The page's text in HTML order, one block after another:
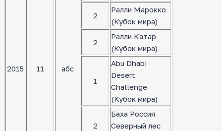
2015 11 абс
2
Ралли Марокко
(Кубок мира)
2
Ралли Катар
(Кубок мира)
1
Abu Dhabi
Desert
Challenge
(Кубок мира)
2
Баха Россия
Северный лес